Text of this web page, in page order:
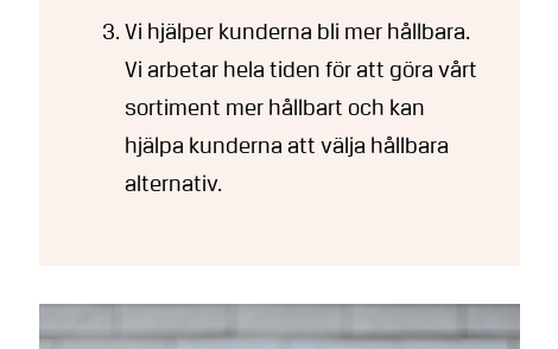
Vi hjälper kunderna bli mer hållbara.
Vi arbetar hela tiden för att göra vårt
sortiment mer hållbart och kan
hjälpa kunderna att välja hållbara
alternativ.